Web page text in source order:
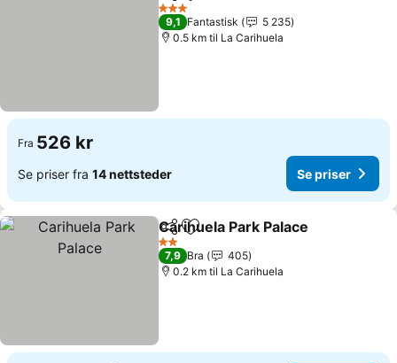
3 Stjerner
9,1 Fantastisk
5 235
0.5 km til La Carihuela
Fra 526 kr
Se priser fra 14 nettsteder Se priser
Del Legg til i favoritter
Carihuela Park Palace
2 Stjerner
7,9 Bra
405
0.2 km til La Carihuela